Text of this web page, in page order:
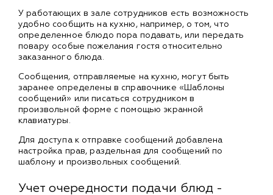
У работающих в зале сотрудников есть возможность
удобно сообщить на кухню, например, о том, что
определенное блюдо пора подавать, или передать
повару особые пожелания гостя относительно
заказанного блюда.
Сообщения, отправляемые на кухню, могут быть
заранее определены в справочнике «Шаблоны
сообщений» или писаться сотрудником в
произвольной форме с помощью экранной
клавиатуры.
Для доступа к отправке сообщений добавлена
настройка прав, раздельная для сообщений по
шаблону и произвольных сообщений.
Учет очередности подачи блюд -